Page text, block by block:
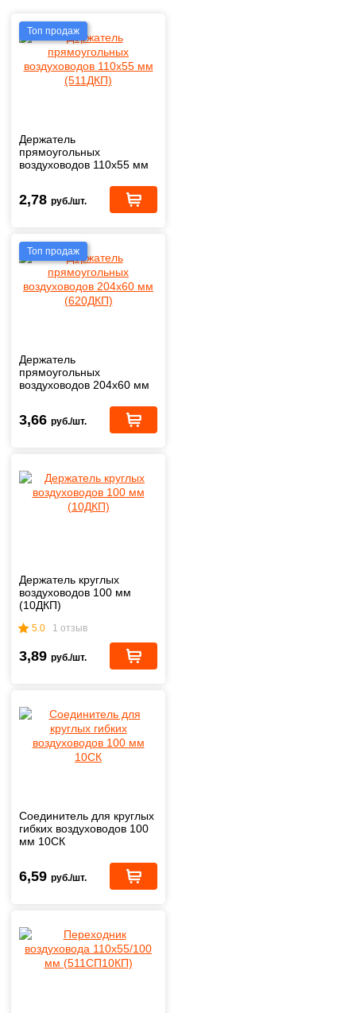
Топ продаж
Держатель
прямоугольных
воздуховодов 110х55 мм
2,78 руб./шт.
Топ продаж
Держатель
прямоугольных
воздуховодов 204х60 мм
3,66 руб./шт.
Держатель круглых
воздуховодов 100 мм
(10ДКП)
5.0 1 отзыв
3,89 руб./шт.
Соединитель для круглых
гибких воздуховодов 100
мм 10СК
6,59 руб./шт.